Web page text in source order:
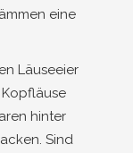
eine
Läuseeier
hinter
Sind